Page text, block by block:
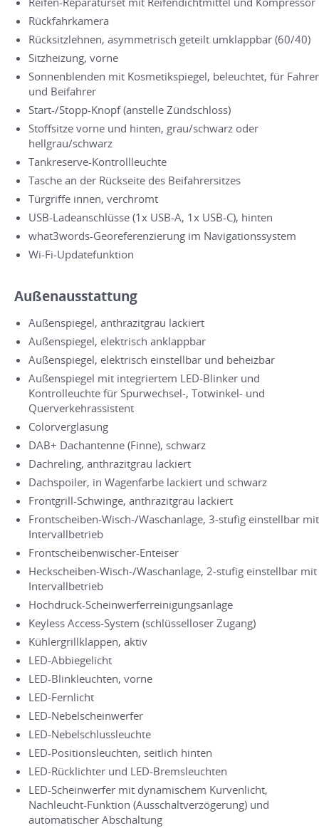
Rückfahrkamera
Rücksitzlehnen, asymmetrisch geteilt umklappbar (60/40)
Sitzheizung, vorne
Sonnenblenden mit Kosmetikspiegel, beleuchtet, für Fahrer
und Beifahrer
Start-/Stopp-Knopf (anstelle Zündschloss)
Stoffsitze vorne und hinten, grau/schwarz oder
hellgrau/schwarz
Tankreserve-Kontrollleuchte
Tasche an der Rückseite des Beifahrersitzes
Türgriffe innen, verchromt
USB-Ladeanschlüsse (1x USB-A, 1x USB-C), hinten
what3words-Georeferenzierung im Navigationssystem
Wi-Fi-Updatefunktion
Außenausstattung
Außenspiegel, anthrazitgrau lackiert
Außenspiegel, elektrisch anklappbar
Außenspiegel, elektrisch einstellbar und beheizbar
Außenspiegel mit integriertem LED-Blinker und
Kontrolleuchte für Spurwechsel-, Totwinkel- und
Querverkehrassistent
Colorverglasung
DAB+ Dachantenne (Finne), schwarz
Dachreling, anthrazitgrau lackiert
Dachspoiler, in Wagenfarbe lackiert und schwarz
Frontgrill-Schwinge, anthrazitgrau lackiert
Frontscheiben-Wisch-/Waschanlage, 3-stufig einstellbar mit
Intervallbetrieb
Frontscheibenwischer-Enteiser
Heckscheiben-Wisch-/Waschanlage, 2-stufig einstellbar mit
Intervallbetrieb
Hochdruck-Scheinwerferreinigungsanlage
Keyless Access-System (schlüsselloser Zugang)
Kühlergrillklappen, aktiv
LED-Abbiegelicht
LED-Blinkleuchten, vorne
LED-Fernlicht
LED-Nebelscheinwerfer
LED-Nebelschlussleuchte
LED-Positionsleuchten, seitlich hinten
LED-Rücklichter und LED-Bremsleuchten
LED-Scheinwerfer mit dynamischem Kurvenlicht,
Nachleucht-Funktion (Ausschaltverzögerung) und
automatischer Abschaltung